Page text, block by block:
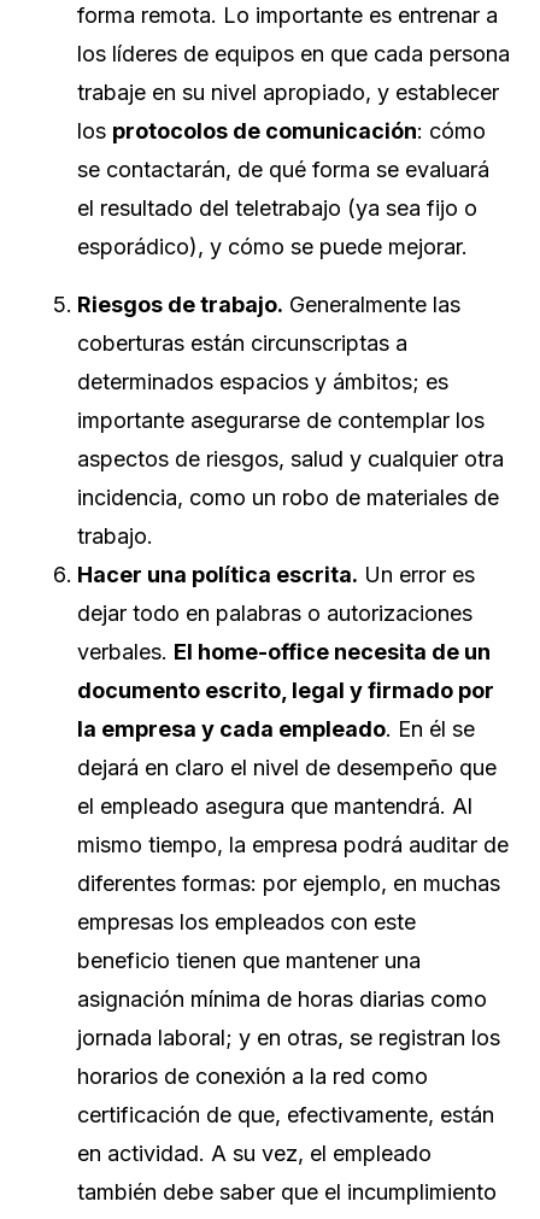
forma remota. Lo importante es entrenar a
los líderes de equipos en que cada persona
trabaje en su nivel apropiado, y establecer
los protocolos de comunicación: cómo
se contactarán, de qué forma se evaluará
el resultado del teletrabajo (ya sea fijo o
esporádico), y cómo se puede mejorar.
Riesgos de trabajo. Generalmente las
coberturas están circunscriptas a
determinados espacios y ámbitos; es
importante asegurarse de contemplar los
aspectos de riesgos, salud y cualquier otra
incidencia, como un robo de materiales de
trabajo.
Hacer una política escrita. Un error es
dejar todo en palabras o autorizaciones
verbales. El home-office necesita de un
documento escrito, legal y firmado por
la empresa y cada empleado. En él se
dejará en claro el nivel de desempeño que
el empleado asegura que mantendrá. Al
mismo tiempo, la empresa podrá auditar de
diferentes formas: por ejemplo, en muchas
empresas los empleados con este
beneficio tienen que mantener una
asignación mínima de horas diarias como
jornada laboral; y en otras, se registran los
horarios de conexión a la red como
certificación de que, efectivamente, están
en actividad. A su vez, el empleado
también debe saber que el incumplimiento